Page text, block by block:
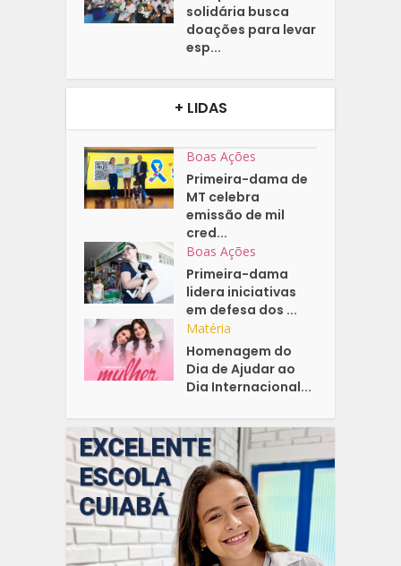
solidária busca
doações para levar
esp...
+ LIDAS
Boas Ações
Primeira-dama de
MT celebra
emissão de mil
cred...
Boas Ações
Primeira-dama
lidera iniciativas
em defesa dos ...
Matéria
Homenagem do
Dia de Ajudar ao
Dia Internacional...